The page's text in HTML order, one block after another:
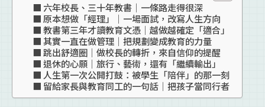
六年校長、三十年教書｜一條路走得很深
原本想做「經理」｜一場面試，改寫人生方向
教書第三年才讀教育文憑｜越做越確定「適合」
其實一直在做管理｜把規劃變成教育的力量
跳出舒適圈｜做校長的轉折，來自信仰的提醒
退休的心願｜旅行、藝術，還有「繼續輸出」
人生第一次公開打鼓：被學生「陪伴」的那一刻
留給家長與教育同工的一句話｜把孩子當同行者